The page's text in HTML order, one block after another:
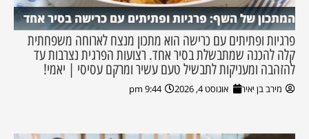
המתכון של השף: פרגיות ופתיתים עם כרישה בסיר אחד
פרגיות ופתיתים עם כרישה הוא מתכון מנצח לארוחה משפחתית
קלה להכנה שמתבשלת בסיר אחד. רצועות הפרגית נצרבות עד
להזהבה ומעניקות לתבשיל טעם עשיר ומרקם עסיסי | יאמי!
מירב בן יאיר אוגוסט 4, 2026 9:44 pm